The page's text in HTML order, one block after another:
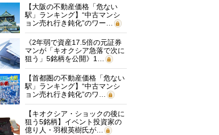
【大阪の不動産価格「危ない
駅」ランキング】“中古マンシ
ョン売れ行き鈍化”のワー…
《2年弱で資産17.5倍の元証券
マンが「キオクシア急落で次に
狙う」5銘柄を公開》1…
【首都圏の不動産価格「危ない
駅」ランキング】“中古マンシ
ョン売れ行き鈍化”のワ…
【キオクシア・ショックの後に
狙う5銘柄】イベント投資家の
億り人・羽根英樹氏が…